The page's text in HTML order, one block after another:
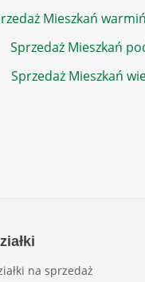
Mieszkań
Sprzedaż Mieszkań
Sprzedaż Mieszkań
na sprzedaż